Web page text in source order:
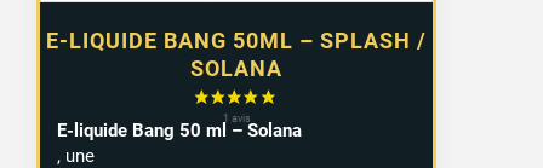
E-LIQUIDE BANG 50ML – SPLASH /
SOLANA
E-liquide Bang 50 ml – Solana
, une